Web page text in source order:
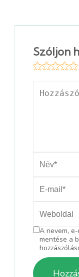
Szóljon
A nevem,
mentése a